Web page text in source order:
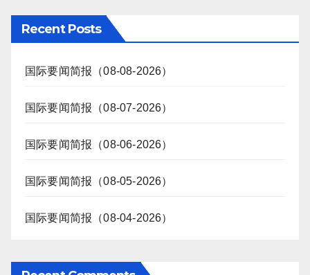
Recent Posts
国际要闻简报（08-08-2026）
国际要闻简报（08-07-2026）
国际要闻简报（08-06-2026）
国际要闻简报（08-05-2026）
国际要闻简报（08-04-2026）